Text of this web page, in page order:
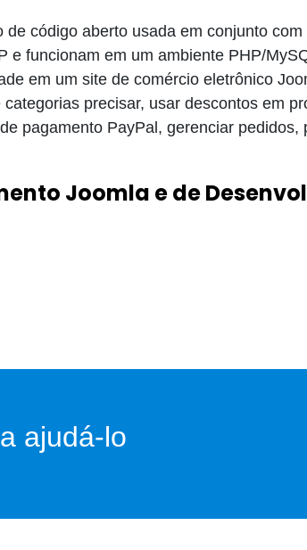
código aberto usada em conjunto
e funcionam em um ambiente PHP/
em um site de comércio eletrônico
precisar, usar descontos em
pagamento PayPal, gerenciar pedidos,
Joomla e de
ajudá-lo